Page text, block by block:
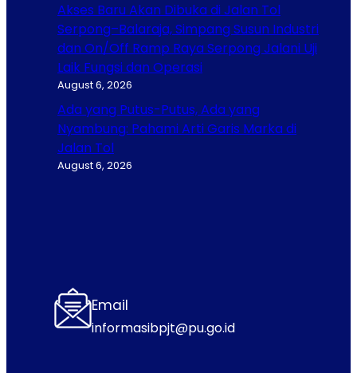
Akses Baru Akan Dibuka di Jalan Tol
Serpong–Balaraja, Simpang Susun Industri
dan On/Off Ramp Raya Serpong Jalani Uji
Laik Fungsi dan Operasi
August 6, 2026
Ada yang Putus-Putus, Ada yang
Nyambung: Pahami Arti Garis Marka di
Jalan Tol
August 6, 2026
Email
informasibpjt@pu.go.id